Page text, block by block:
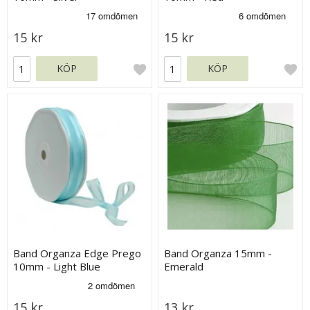
15 kr
KÖP
15 kr
KÖP
Band Organza Edge Prego
10mm - Light Blue
Band Organza 15mm -
Emerald